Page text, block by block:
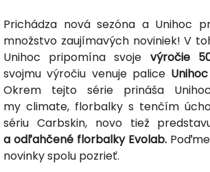
Prichádza nová sezóna a Unihoc
množstvo zaujímavých noviniek! V
Unihoc pripomína svoje výročie
svojmu výročiu venuje palice
Okrem tejto série prináša
my climate, florbalky s tenčím
sériu Carbskin, novo tiež
a odľahčené florbalky Evolab.
novinky spolu pozrieť.